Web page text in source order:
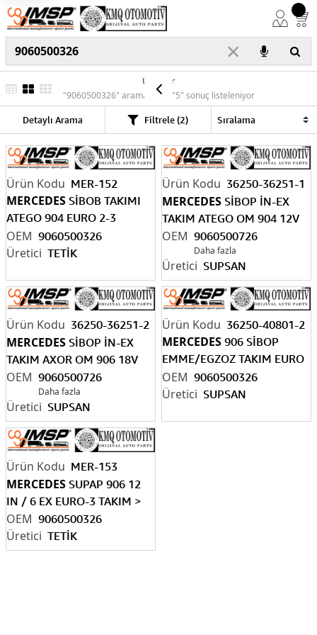
×
Ürünler
"9060500326" araması için "5" sonuç listeleniyor
Detaylı Arama Filtrele (2)
MER-152
9060500326
MERCEDES SİBOB TAKIMI
ATEGO 904 EURO 2-3
9060500326
TETİK
36250-36251-1
9060500726
Daha fazla
MERCEDES SİBOP İN-EX
TAKIM ATEGO OM 904 12V
SUPSAN
36250-36251-2
9060500726
Daha fazla
MERCEDES SİBOP İN-EX
TAKIM AXOR OM 906 18V
SUPSAN
36250-40801-2
9060500326
MERCEDES 906 SİBOP
EMME/EGZOZ TAKIM EURO
4/5
SUPSAN
MER-153
9060500326
MERCEDES SUPAP 906 12
IN / 6 EX EURO-3 TAKIM >
TETİK